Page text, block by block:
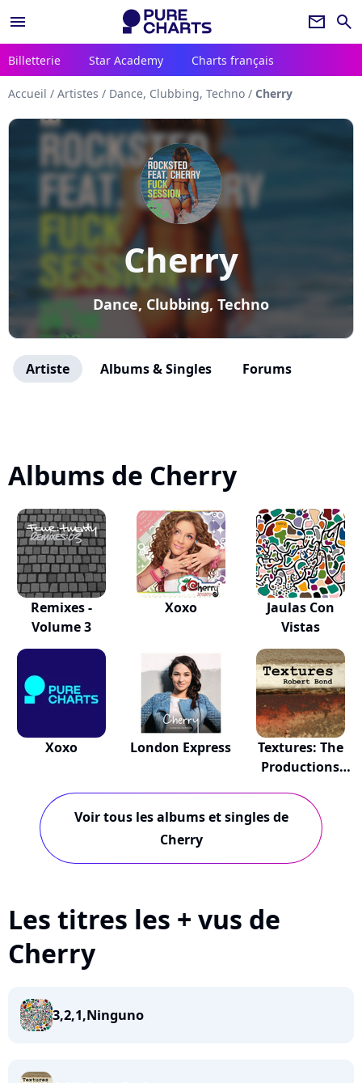
menu newsletter search
Billetterie Star Academy Charts français
Accueil / Artistes / Dance, Clubbing, Techno / Cherry
Cherry
Dance, Clubbing, Techno
Artiste Albums & Singles Forums
Albums de Cherry
Remixes -
Volume 3
Xoxo
Jaulas Con
Vistas
Xoxo London Express
Textures: The
Productions
Voir tous les albums et singles de
Cherry
Les titres les + vus de
Cherry
3,2,1,Ninguno